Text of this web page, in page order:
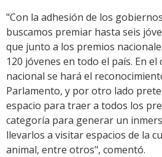
"Con la adhesión de los
buscamos premiar hasta seis
que junto a los premios
120 jóvenes en todo el país. En
nacional se hará el
Parlamento, y por otro lado
espacio para traer a todos los
categoría para generar un
llevarlos a visitar espacios de la
animal, entre otros", comentó.